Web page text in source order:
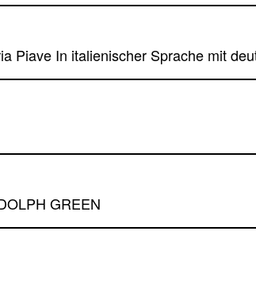
Piave In italienischer Sprache mit
GREEN